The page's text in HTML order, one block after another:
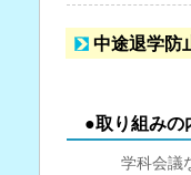
中途退学防
●取り組みの
学科会議